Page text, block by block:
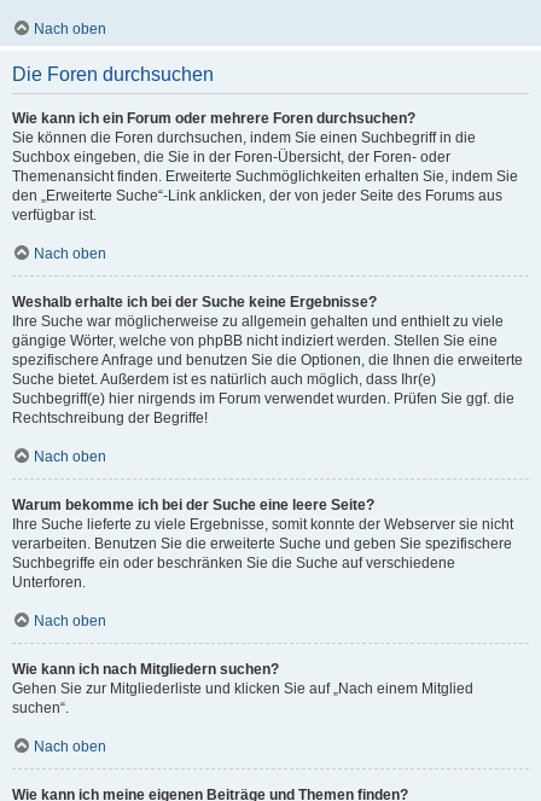
Nach oben
Die Foren durchsuchen
Wie kann ich ein Forum oder mehrere Foren durchsuchen?
Sie können die Foren durchsuchen, indem Sie einen Suchbegriff in die
Suchbox eingeben, die Sie in der Foren-Übersicht, der Foren- oder
Themenansicht finden. Erweiterte Suchmöglichkeiten erhalten Sie, indem Sie
den „Erweiterte Suche“-Link anklicken, der von jeder Seite des Forums aus
verfügbar ist.
Nach oben
Weshalb erhalte ich bei der Suche keine Ergebnisse?
Ihre Suche war möglicherweise zu allgemein gehalten und enthielt zu viele
gängige Wörter, welche von phpBB nicht indiziert werden. Stellen Sie eine
spezifischere Anfrage und benutzen Sie die Optionen, die Ihnen die erweiterte
Suche bietet. Außerdem ist es natürlich auch möglich, dass Ihr(e)
Suchbegriff(e) hier nirgends im Forum verwendet wurden. Prüfen Sie ggf. die
Rechtschreibung der Begriffe!
Nach oben
Warum bekomme ich bei der Suche eine leere Seite?
Ihre Suche lieferte zu viele Ergebnisse, somit konnte der Webserver sie nicht
verarbeiten. Benutzen Sie die erweiterte Suche und geben Sie spezifischere
Suchbegriffe ein oder beschränken Sie die Suche auf verschiedene
Unterforen.
Nach oben
Wie kann ich nach Mitgliedern suchen?
Gehen Sie zur Mitgliederliste und klicken Sie auf „Nach einem Mitglied
suchen“.
Nach oben
Wie kann ich meine eigenen Beiträge und Themen finden?